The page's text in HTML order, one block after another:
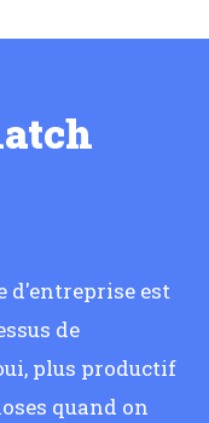
d'entreprise est
de
plus productif
quand on